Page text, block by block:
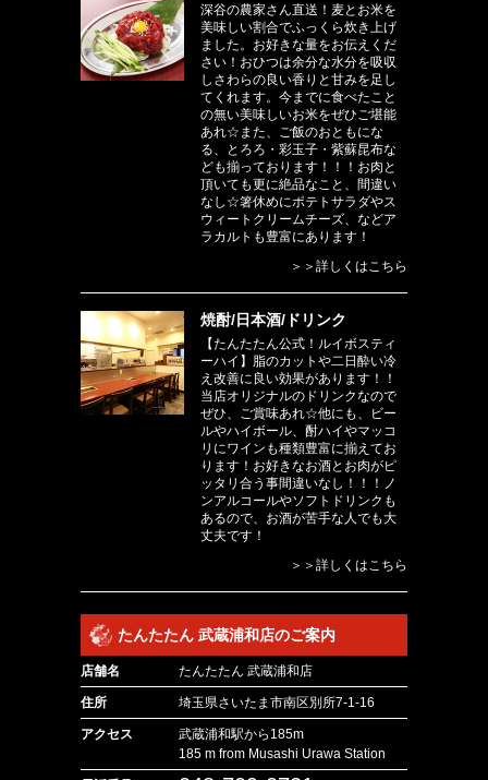
深谷の農家さん直送！麦とお米を
美味しい割合でふっくら炊き上げ
ました。お好きな量をお伝えくだ
さい！おひつは余分な水分を吸収
しさわらの良い香りと甘みを足し
てくれます。今までに食べたこと
の無い美味しいお米をぜひご堪能
あれ☆また、ご飯のおともにな
る、とろろ・彩玉子・紫蘇昆布な
ども揃っております！！！お肉と
頂いても更に絶品なこと、間違い
なし☆箸休めにポテトサラダやス
ウィートクリームチーズ、などア
ラカルトも豊富にあります！
＞＞詳しくはこちら
焼酎/日本酒/ドリンク
【たんたたん公式！ルイボスティ
ーハイ】脂のカットや二日酔い冷
え改善に良い効果があります！！
当店オリジナルのドリンクなので
ぜひ、ご賞味あれ☆他にも、ビー
ルやハイボール、酎ハイやマッコ
リにワインも種類豊富に揃えてお
ります！お好きなお酒とお肉がピ
ッタリ合う事間違いなし！！！ノ
ンアルコールやソフトドリンクも
あるので、お酒が苦手な人でも大
丈夫です！
＞＞詳しくはこちら
たんたたん 武蔵浦和店のご案内
店舗名 たんたたん 武蔵浦和店
住所 埼玉県さいたま市南区別所7-1-16
アクセス
武蔵浦和駅から185m
185 m from Musashi Urawa Station